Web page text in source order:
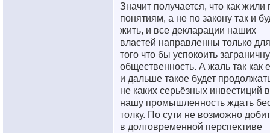
Значит получается, что как жили
понятиям, а не по закону так и
жить, и все декларации наших
властей направленны только для
того что бы успокоить
общественность. А жаль так как
и дальше такое будет
не каких серьёзных инвестиций в
нашу промышленность ждать
толку. По сути не возможно
в долговременной перспективе